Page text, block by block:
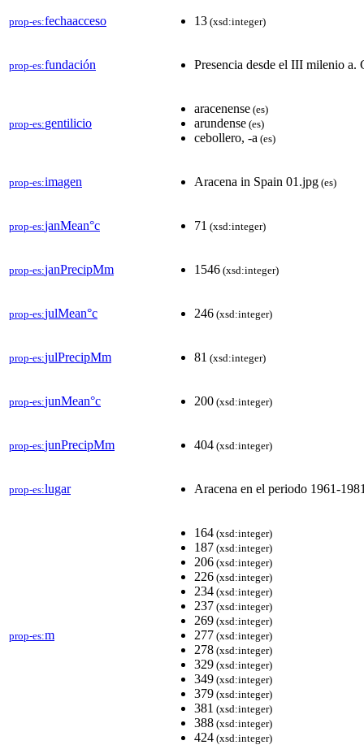
prop-es:fechaacceso 13 (xsd:integer)
prop-es:fundación Presencia desde el III milenio a.
prop-es:gentilicio
aracenense (es)
arundense (es)
cebollero, -a (es)
prop-es:imagen Aracena in Spain 01.jpg (es)
prop-es:janMean°c 71 (xsd:integer)
prop-es:janPrecipMm 1546 (xsd:integer)
prop-es:julMean°c 246 (xsd:integer)
prop-es:julPrecipMm 81 (xsd:integer)
prop-es:junMean°c 200 (xsd:integer)
prop-es:junPrecipMm 404 (xsd:integer)
prop-es:lugar Aracena en el periodo 1961-
prop-es:m
164 (xsd:integer)
187 (xsd:integer)
206 (xsd:integer)
226 (xsd:integer)
234 (xsd:integer)
237 (xsd:integer)
269 (xsd:integer)
277 (xsd:integer)
278 (xsd:integer)
329 (xsd:integer)
349 (xsd:integer)
379 (xsd:integer)
381 (xsd:integer)
388 (xsd:integer)
424 (xsd:integer)